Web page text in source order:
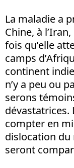
La maladie a
Chine, à
fois qu’elle
camps
continent
n’y a peu ou
serons
compter en
dislocation du
seront